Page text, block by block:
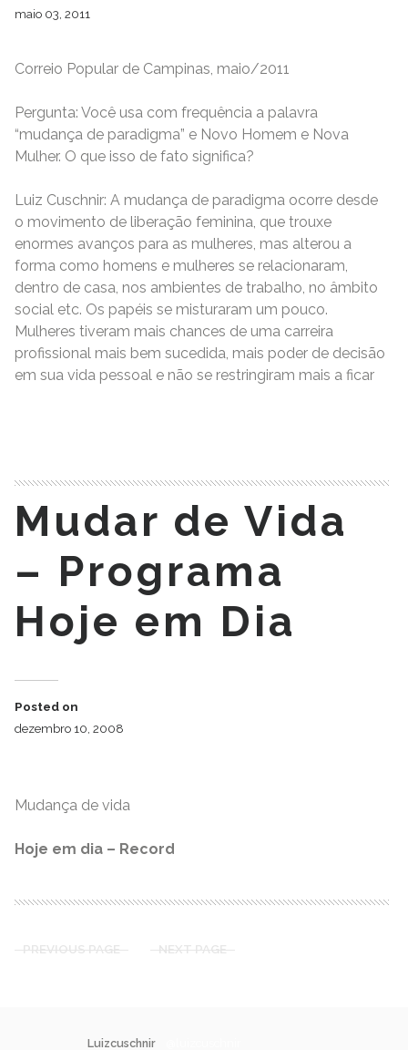
maio 03, 2011
Correio Popular de Campinas, maio/2011
Pergunta: Você usa com frequência a palavra
“mudança de paradigma” e Novo Homem e Nova
Mulher. O que isso de fato significa?
Luiz Cuschnir: A mudança de paradigma ocorre desde
o movimento de liberação feminina, que trouxe
enormes avanços para as mulheres, mas alterou a
forma como homens e mulheres se relacionaram,
dentro de casa, nos ambientes de trabalho, no âmbito
social etc. Os papéis se misturaram um pouco.
Mulheres tiveram mais chances de uma carreira
profissional mais bem sucedida, mais poder de decisão
em sua vida pessoal e não se restringiram mais a ficar
Mudar de Vida
– Programa
Hoje em Dia
Posted on
dezembro 10, 2008
Mudança de vida
Hoje em dia – Record
PREVIOUS PAGE NEXT PAGE
Luizcuschnir